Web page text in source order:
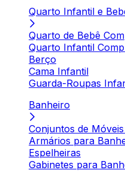
Quarto Infantil e
Quarto de Bebê
Quarto Infantil
Berço
Cama Infantil
Guarda-Roupas
Banheiro
Conjuntos de
Armários para
Espelheiras
Gabinetes para